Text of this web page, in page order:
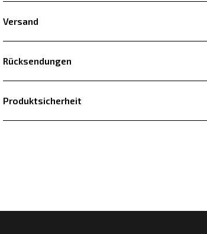
Versand
Rücksendungen
Produktsicherheit